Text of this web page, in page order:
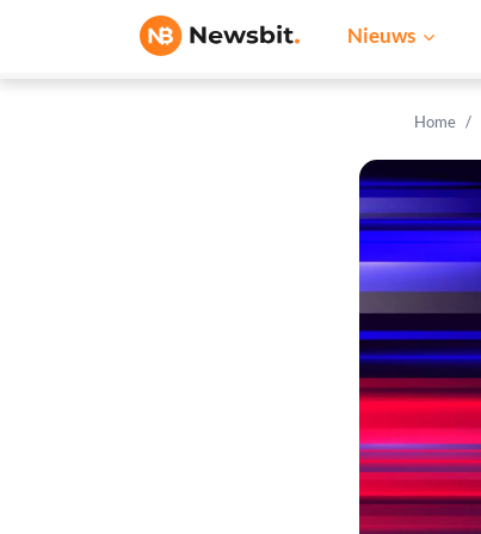
Nieuws
Home